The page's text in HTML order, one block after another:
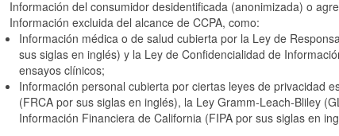
Información del consumidor desidentificada (anonimizada) o
Información excluida del alcance de CCPA, como:
Información médica o de salud cubierta por la Ley de
sus siglas en inglés) y la Ley de Confidencialidad de
ensayos clínicos;
Información personal cubierta por ciertas leyes de privacidad
(FRCA por sus siglas en inglés), la Ley Gramm-Leach-Bliley
Información Financiera de California (FIPA por sus siglas en